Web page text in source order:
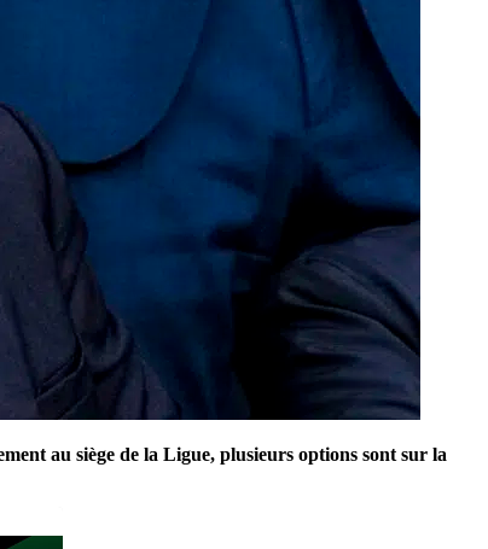
au siège de la Ligue, plusieurs options sont sur la